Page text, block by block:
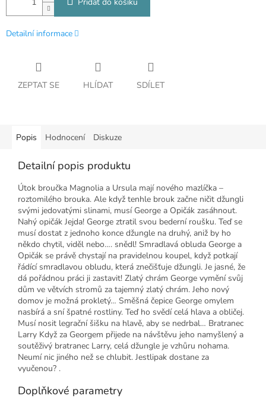
Přidat do košíku
Detailní informace
ZEPTAT SE HLÍDAT SDÍLET
Popis Hodnocení Diskuze
Detailní popis produktu
Útok broučka Magnolia a Ursula mají nového mazlíčka –
roztomilého brouka. Ale když tenhle brouk začne ničit džungli
svými jedovatými slinami, musí George a Opičák zasáhnout.
Nahý opičák Jejda! George ztratil svou bederní roušku. Teď se
musí dostat z jednoho konce džungle na druhý, aniž by ho
někdo chytil, viděl nebo…. snědl! Smradlavá obluda George a
Opičák se právě chystají na pravidelnou koupel, když potkají
řádící smradlavou obludu, která znečišťuje džungli. Je jasné, že
dá pořádnou práci ji zastavit! Zlatý chrám George vymění svůj
dům ve větvích stromů za tajemný zlatý chrám. Jeho nový
domov je možná prokletý… Směšná čepice George omylem
nasbírá a sní špatné rostliny. Teď ho svědí celá hlava a obličej.
Musí nosit legrační šišku na hlavě, aby se nedrbal… Bratranec
Larry Když za Georgem přijede na návštěvu jeho namyšlený a
soutěživý bratranec Larry, celá džungle je vzhůru nohama.
Neumí nic jiného než se chlubit. Jestlipak dostane za
vyučenou? .
Doplňkové parametry